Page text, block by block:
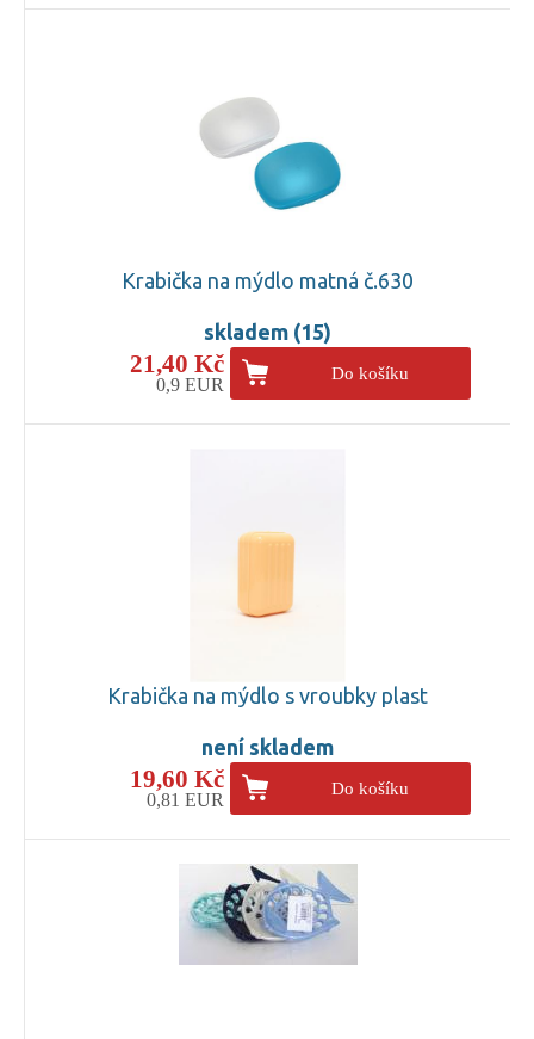
Krabička na mýdlo matná č.630
skladem (15)
21,40 Kč
0,9 EUR
Do košíku
Krabička na mýdlo s vroubky plast
není skladem
19,60 Kč
0,81 EUR
Do košíku